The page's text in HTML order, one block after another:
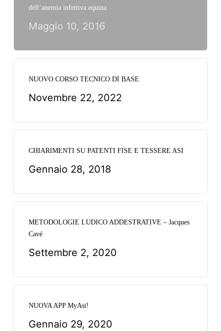
dell’anemia infettiva equina
Maggio 10, 2016
NUOVO CORSO TECNICO DI BASE
Novembre 22, 2022
CHIARIMENTI SU PATENTI FISE E TESSERE ASI
Gennaio 28, 2018
METODOLOGIE LUDICO ADDESTRATIVE – Jacques
Cavé
Settembre 2, 2020
NUOVA APP MyAsi!
Gennaio 29, 2020